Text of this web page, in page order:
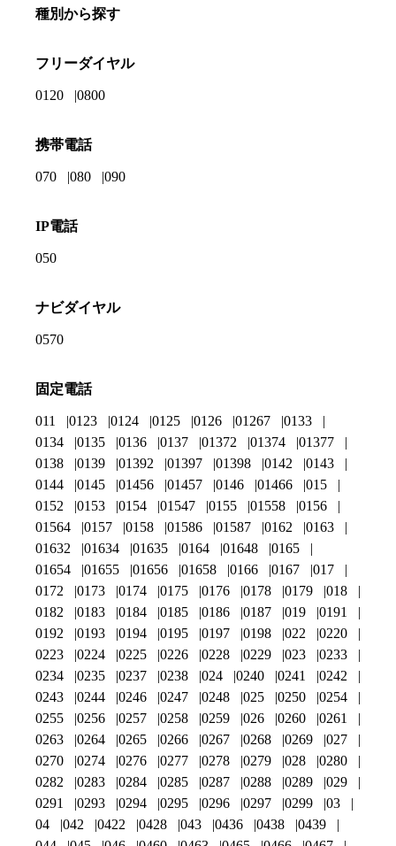
種別から探す
フリーダイヤル
0120 0800
携帯電話
070 080 090
IP電話
050
ナビダイヤル
0570
固定電話
011 0123 0124 0125 0126 01267
0133
0134
0135 0136 0137 01372 01374
01377
0138
0139 01392 01397 01398 0142
0143
0144
0145 01456 01457 0146 01466
015
0152
0153 0154 01547 0155 01558
0156
01564
0157 0158 01586 01587 0162
0163
01632
01634 01635 0164 01648
0165
01654
01655 01656 01658 0166 0167
017
0172
0173 0174 0175 0176 0178 0179
018
0182
0183 0184 0185 0186 0187 019
0191
0192
0193 0194 0195 0197 0198 022
0220
0223
0224 0225 0226 0228 0229 023
0233
0234
0235 0237 0238 024 0240 0241
0242
0243
0244 0246 0247 0248 025 0250
0254
0255
0256 0257 0258 0259 026 0260
0261
0263
0264 0265 0266 0267 0268 0269
027
0270
0274 0276 0277 0278 0279 028
0280
0282
0283 0284 0285 0287 0288 0289
029
0291
0293 0294 0295 0296 0297 0299
03
04
042 0422 0428 043 0436 0438
0439